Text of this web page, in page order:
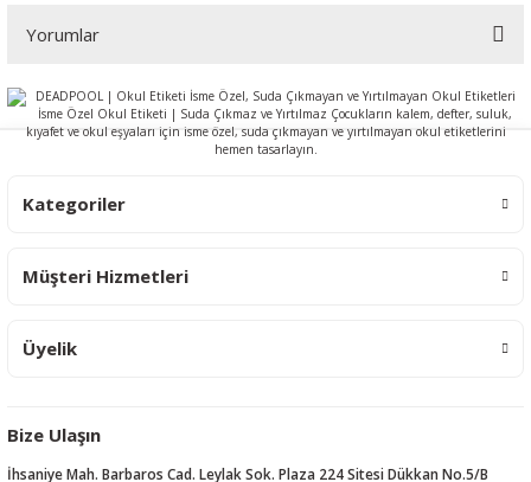
Yorumlar
Bu ürüne ilk yorumu siz yapın!
Kategoriler
Müşteri Hizmetleri
Üyelik
Bize Ulaşın
İhsaniye Mah. Barbaros Cad. Leylak Sok. Plaza 224 Sitesi Dükkan No.5/B